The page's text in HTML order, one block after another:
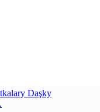
Daşky